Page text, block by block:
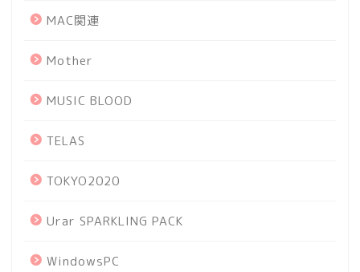
MAC関連
Mother
MUSIC BLOOD
TELAS
TOKYO2020
Urar SPARKLING PACK
WindowsPC